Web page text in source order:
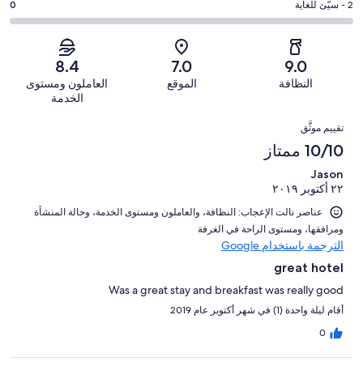
من
أصل
2
-
مقبول.
تقييمات
النزلاء
4
من
تقييمات
درجة
التصنيف
من
أصل
من
تقييمات
النزلاء
2 - سيّئ للغاية 0
9.0
النظافة
7.0
الموقع
8.4
العاملون ومستوى
الخدمة
التقييمات
تقييم موثَّق
10/10 ممتاز
Jason
٢٢ أكتوبر ٢٠١٩
عناصر نالت الإعجاب: ⁦النظافة⁩، و⁦العاملون ومستوى الخدمة⁩، و⁦حالة المنشأة
ومرافقها⁩، و⁦مستوى الراحة في الغرفة⁩
الترجمة باستخدام Google
great hotel
Was a great stay and breakfast was really good
أقام ليلة واحدة (1) في شهر أكتوبر عام 2019
0